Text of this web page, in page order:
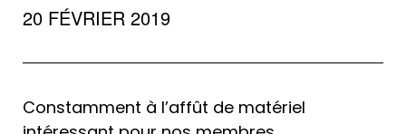
20 FÉVRIER 2019
Constamment à l’affût de matériel